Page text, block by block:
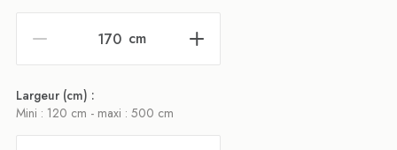
cm
Largeur (cm) :
Mini : 120 cm - maxi : 500 cm